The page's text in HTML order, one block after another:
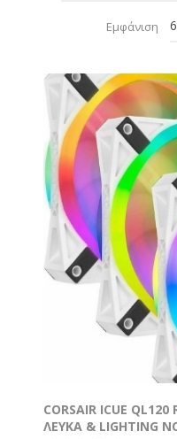
Εμφάνιση
CORSAIR ICUE
ΛΕΥΚΑ & LIGHTING